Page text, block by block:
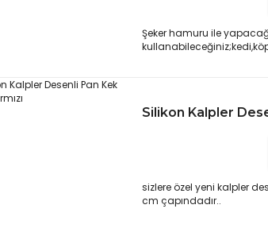
Şeker hamuru ile
Silikon Kalpler
sizlere özel yeni kalpler
cm çapındadır..